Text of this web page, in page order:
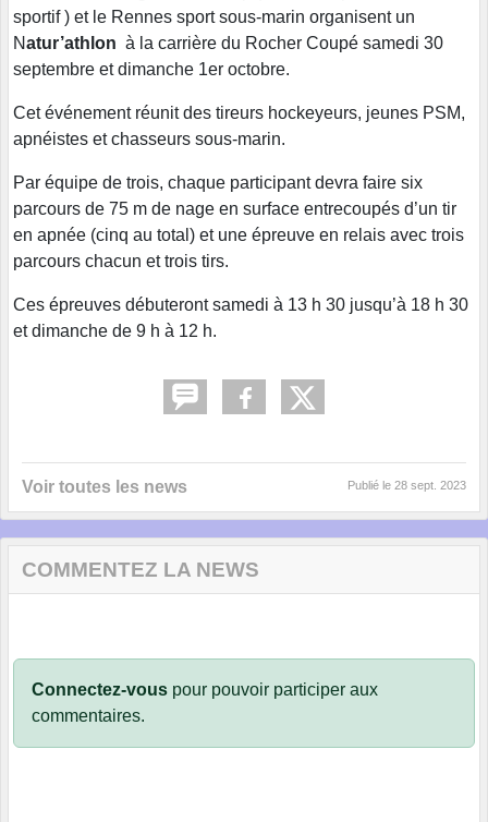
sportif ) et le Rennes sport sous-marin organisent un
Natur’athlon à la carrière du Rocher Coupé samedi 30
septembre et dimanche 1er octobre.
Cet événement réunit des tireurs hockeyeurs, jeunes PSM,
apnéistes et chasseurs sous-marin.
Par équipe de trois, chaque participant devra faire six
parcours de 75 m de nage en surface entrecoupés d’un tir
en apnée (cinq au total) et une épreuve en relais avec trois
parcours chacun et trois tirs.
Ces épreuves débuteront samedi à 13 h 30 jusqu’à 18 h 30
et dimanche de 9 h à 12 h.
Voir toutes les news Publié le 28 sept. 2023
COMMENTEZ LA NEWS
Connectez-vous pour pouvoir participer aux
commentaires.